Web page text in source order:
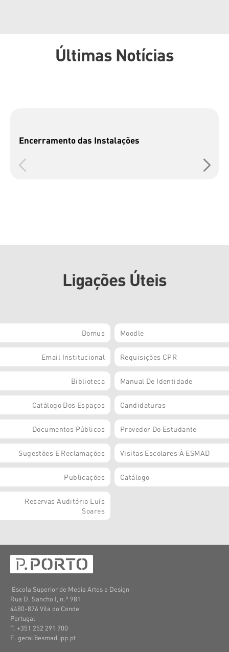
Últimas Notícias
Encerramento das Instalações
Ligações Úteis
Domus Moodle
Email Institucional Requisições CPR
Biblioteca Manual De Identidade
Catálogo Dos Espaços Candidaturas
Documentos Públicos Provedor Do Estudante
Sugestões E Reclamações Visitas Escolares À ESMAD
Publicações Catálogo
Reservas Auditório Luís
Soares
Escola Superior de Media Artes e Design
Rua D. Sancho I, n.º 981
4480-876 Vila do Conde
Portugal
T. +351 252 291 700
E. geral@esmad.ipp.pt